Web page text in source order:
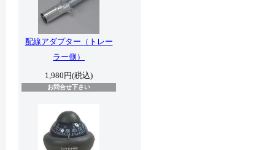
配線アダプター（トレー
ラー側）
1,980円(税込)
お問合せ下さい